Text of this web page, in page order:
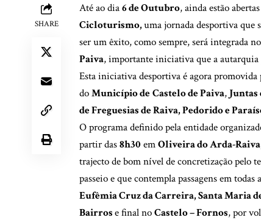
SHARE
Até ao dia6 de Outubro, ainda estão
Cicloturismo,uma jornada desportiva que
ser um êxito, como sempre, será integrada
Paiva, importante iniciativa que a autarquia
Esta iniciativa desportiva é agora promovida
doMunicípio deCastelo de Paiva, Juntas
de Freguesias de Raiva, Pedorido e
O programa definido pela entidade
partir das8h30 emOliveira do Arda-Raiva
trajecto de bom nível de concretização pelo
passeio e que contempla passagens em
Eufêmia Cruz da Carreira, Santa Maria
Bairrose final noCastelo – Fornos, por